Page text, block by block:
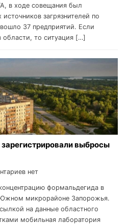
в ходе совещания был
загрязнителей по
37 предприятий. Если
области, то ситуация […]
выбросы
нет
формальдегида в
Южном микрорайоне Запорожья.
на данные областного
мобильная лаборатория